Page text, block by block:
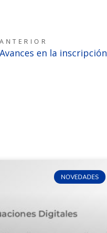
ANTERIOR
NOVEDADES